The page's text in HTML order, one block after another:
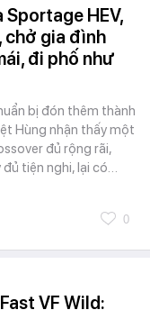
Sportage HEV,
chở gia đình
đi phố như
bị đón thêm thành
Hùng nhận thấy một
đủ rộng rãi,
đủ tiện nghi, lại có…
0
VF Wild: